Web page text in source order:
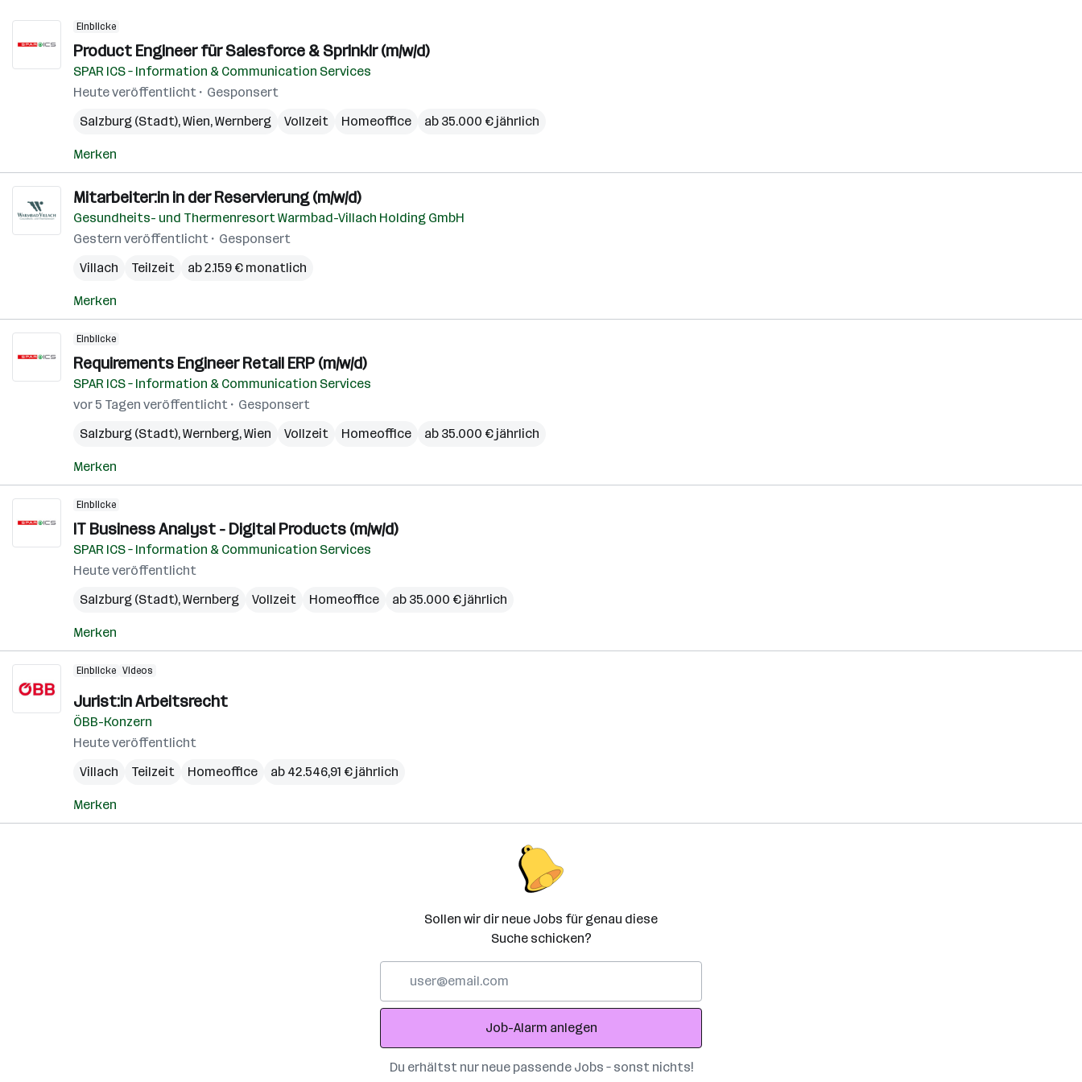
Einblicke
Product Engineer für Salesforce & Sprinklr (m/w/d)
SPAR ICS – Information & Communication Services
Heute veröffentlicht
Gesponsert
Salzburg (Stadt),Wien,Wernberg Vollzeit Homeoffice ab 35.000 € jährlich
Merken
Mitarbeiter:in in der Reservierung (m/w/d)
Gesundheits- und Thermenresort Warmbad-Villach Holding GmbH
Gestern veröffentlicht
Gesponsert
Villach
Teilzeit ab 2.159 € monatlich
Merken
Einblicke
Requirements Engineer Retail ERP (m/w/d)
SPAR ICS – Information & Communication Services
vor 5 Tagen veröffentlicht
Gesponsert
Salzburg (Stadt),Wernberg,Wien Vollzeit Homeoffice ab 35.000 € jährlich
Merken
Einblicke
IT Business Analyst - Digital Products (m/w/d)
SPAR ICS – Information & Communication Services
Heute veröffentlicht
Salzburg (Stadt),Wernberg Vollzeit Homeoffice ab 35.000 € jährlich
Merken
Einblicke Videos
Jurist:in Arbeitsrecht
ÖBB-Konzern
Heute veröffentlicht
Villach
Teilzeit Homeoffice ab 42.546,91 € jährlich
Merken
Sollen wir dir neue Jobs für genau diese
Suche schicken?
Adresse
Job-Alarm anlegen
Du erhältst nur neue passende Jobs – sonst nichts!